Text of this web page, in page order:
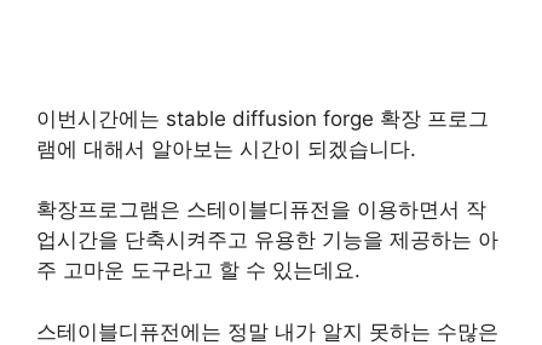
이번시간에는 stable diffusion forge 확장 프로그
램에 대해서 알아보는 시간이 되겠습니다.
확장프로그램은 스테이블디퓨전을 이용하면서 작
업시간을 단축시켜주고 유용한 기능을 제공하는 아
주 고마운 도구라고 할 수 있는데요.
스테이블디퓨전에는 정말 내가 알지 못하는 수많은